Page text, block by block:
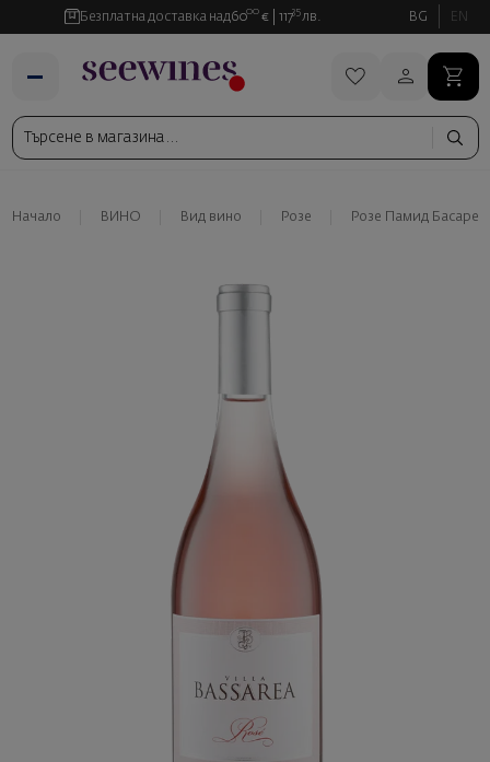
Безплатна доставка над6000 € 11735 лв. BG EN
Начало ВИНО Вид вино Розе Розе Памид Басареа